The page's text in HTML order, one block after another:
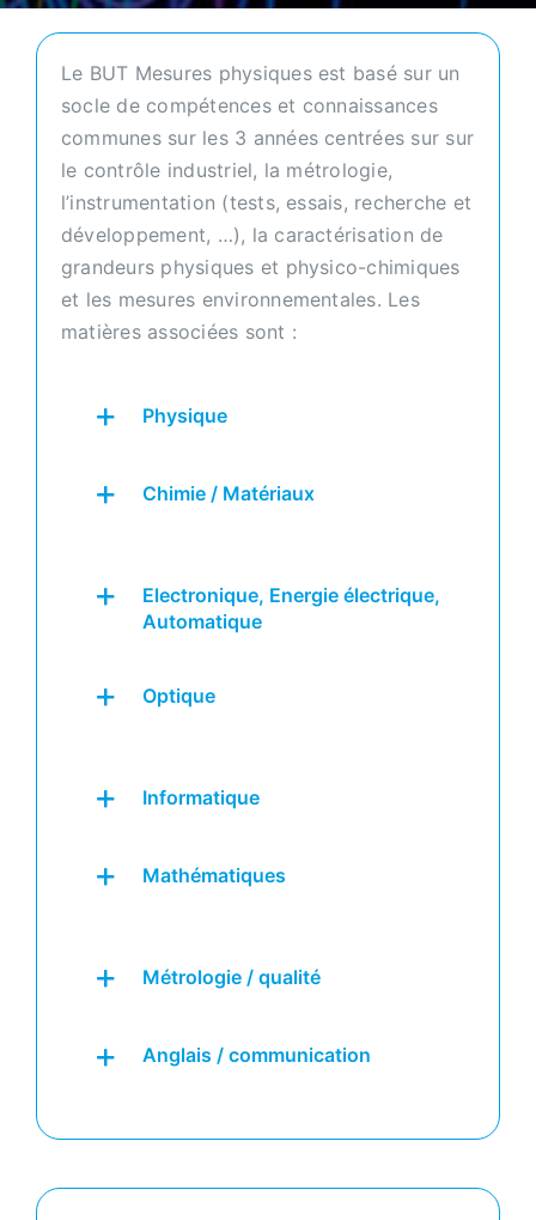
Le BUT Mesures physiques est basé sur un
socle de compétences et connaissances
communes sur les 3 années centrées sur sur
le contrôle industriel, la métrologie,
l’instrumentation (tests, essais, recherche et
développement, …), la caractérisation de
grandeurs physiques et physico-chimiques
et les mesures environnementales. Les
matières associées sont :
Physique
Chimie / Matériaux
Electronique, Energie électrique,
Automatique
Optique
Informatique
Mathématiques
Métrologie / qualité
Anglais / communication